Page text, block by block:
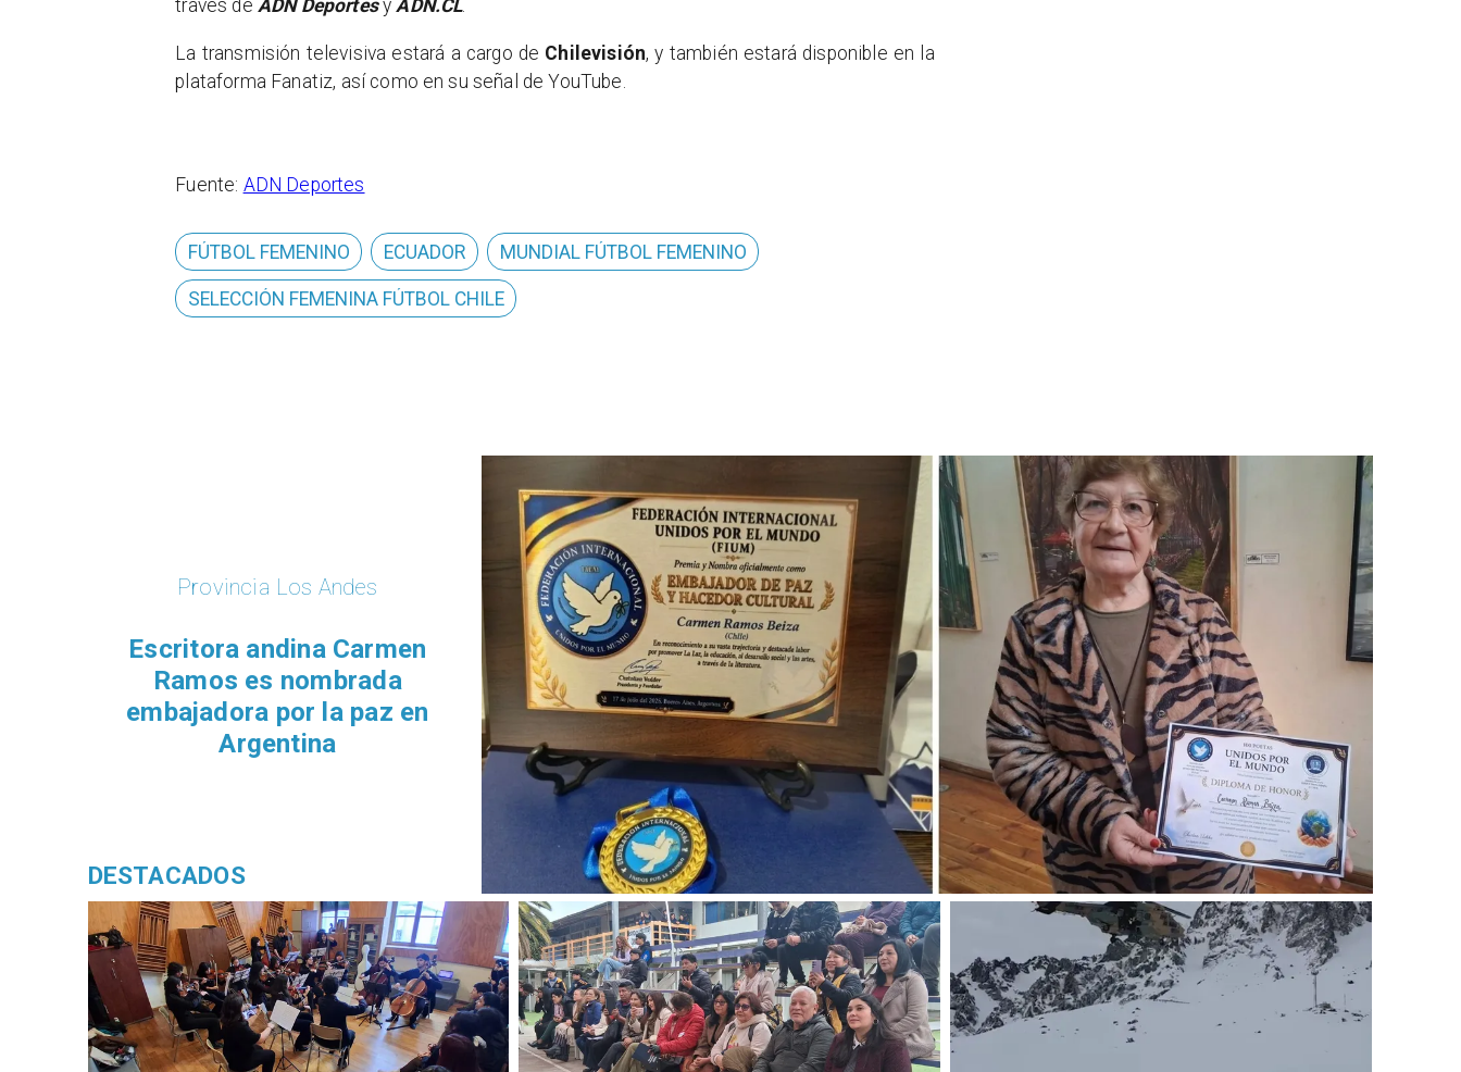
través de ADN DeportesyADN.CL.
La transmisión televisiva estará a cargo de Chilevisión, y también estará disponible en la
plataforma Fanatiz, así como en su señal de YouTube.
Fuente: ADN Deportes
FÚTBOL FEMENINO ECUADOR MUNDIAL FÚTBOL FEMENINO
SELECCIÓN FEMENINA FÚTBOL CHILE
Provincia Los Andes
Escritora andina Carmen
Ramos es nombrada
embajadora por la paz en
Argentina
DESTACADOS